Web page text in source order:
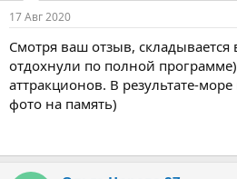
17 Авг 2020
Смотря ваш отзыв, складывается
отдохнули по полной
аттракционов. В результате-
фото на память)